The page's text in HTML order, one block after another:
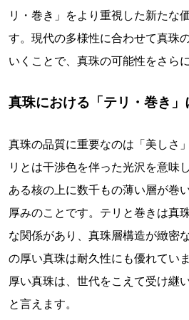
リ・巻き」をより重視した新たな
す。現代の多様性に合わせて真珠
いくことで、真珠の可能性をさら
真珠における「テリ・巻き」
真珠の品質に重要なのは「美しさ
リとは干渉色を伴った光沢を意味
ある核の上に数千もの薄い層が巻
厚みのことです。テリと巻きは真
な関係があり、真珠層構造が緻密
の厚い真珠は耐久性にも優れてい
厚い真珠は、世代をこえて受け継
と言えます。